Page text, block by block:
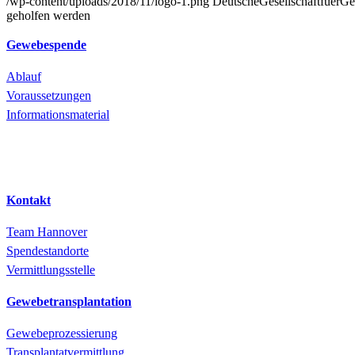
geholfen werden
Gewebespende
Ablauf
Voraussetzungen
Informationsmaterial
Kontakt
Team Hannover
Spendestandorte
Vermittlungsstelle
Gewebetransplantation
Gewebeprozessierung
Transplantatvermittlung